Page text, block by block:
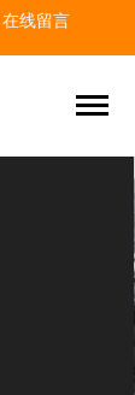
在线留言